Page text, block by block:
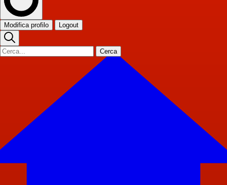
Modifica profilo Logout
Cerca